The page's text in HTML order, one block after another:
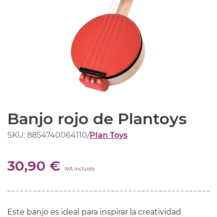
Banjo rojo de Plantoys
SKU: 8854740064110/Plan Toys
30,90 € IVA incluido
Este banjo es ideal para inspirar la creatividad